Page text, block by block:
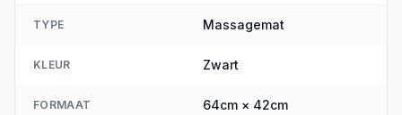
TYPE Massagemat
KLEUR Zwart
FORMAAT 64cm × 42cm